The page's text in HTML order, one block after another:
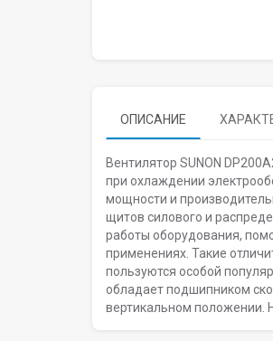
ОПИСАНИЕ
Вентилятор SUNON
при охлаждении
мощности и
щитов силового и
работы оборудования,
применениях. Такие
пользуются особой
обладает подшипником
вертикальном положении.